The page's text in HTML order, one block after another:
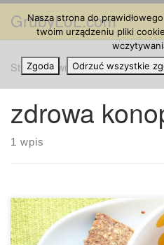
Przejdź do treści
GrubyLoL.com
Strona główna » zdrowa konopia
zdrowa
1 wpis
Nasza strona do
twoim urządzeniu pliki
Zgoda
Odrzuć wszystkie